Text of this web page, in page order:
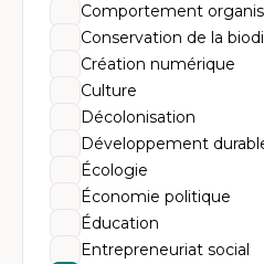
Comportement
Conservation de la
Création numérique
Culture
Décolonisation
Développement
Écologie
Économie politique
Éducation
Entrepreneuriat social